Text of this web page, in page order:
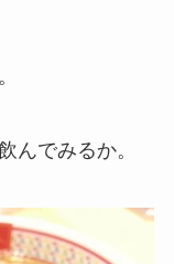
んでみるか。